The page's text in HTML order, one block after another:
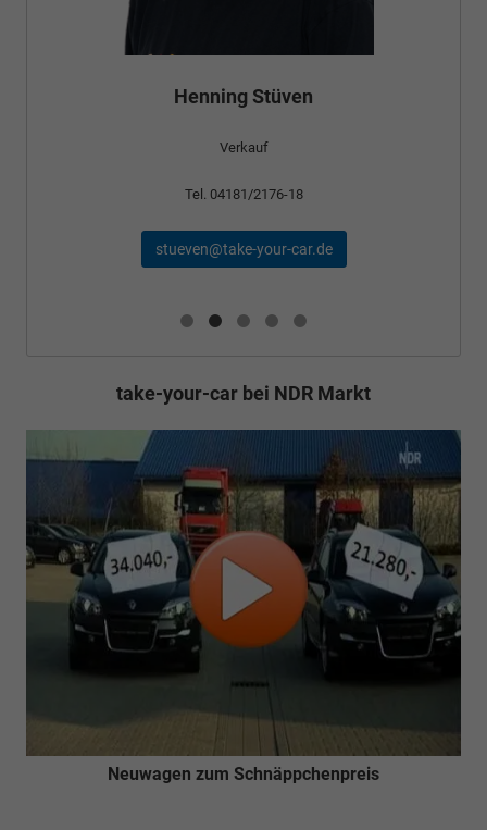
Henning Stüven
Verkauf
Tel. 04181/2176-18
stueven@take-your-car.de
take-your-car bei NDR Markt
Neuwagen zum Schnäppchenpreis